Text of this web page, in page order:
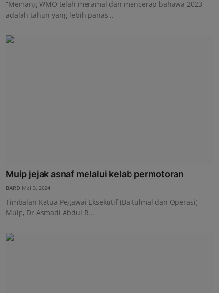
Hubungi Kami
“Memang WMO telah meramal dan mencerap bahawa 2023
adalah tahun yang lebih panas...
Muip jejak asnaf melalui kelab permotoran
BARD Mei 3, 2024
Timbalan Ketua Pegawai Eksekutif (Baitulmal dan Operasi)
Muip, Dr Asmadi Abdul R...